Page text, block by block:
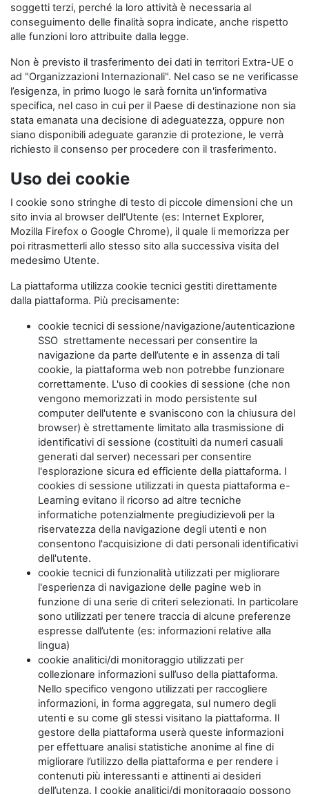
soggetti terzi, perché la loro attività è necessaria al
conseguimento delle finalità sopra indicate, anche rispetto
alle funzioni loro attribuite dalla legge.
Non è previsto il trasferimento dei dati in territori Extra-UE o
ad "Organizzazioni Internazionali". Nel caso se ne verificasse
l’esigenza, in primo luogo le sarà fornita un'informativa
specifica, nel caso in cui per il Paese di destinazione non sia
stata emanata una decisione di adeguatezza, oppure non
siano disponibili adeguate garanzie di protezione, le verrà
richiesto il consenso per procedere con il trasferimento.
Uso dei cookie
I cookie sono stringhe di testo di piccole dimensioni che un
sito invia al browser dell'Utente (es: Internet Explorer,
Mozilla Firefox o Google Chrome), il quale li memorizza per
poi ritrasmetterli allo stesso sito alla successiva visita del
medesimo Utente.
La piattaforma utilizza cookie tecnici gestiti direttamente
dalla piattaforma. Più precisamente:
cookie tecnici di sessione/navigazione/autenticazione
SSO strettamente necessari per consentire la
navigazione da parte dell’utente e in assenza di tali
cookie, la piattaforma web non potrebbe funzionare
correttamente. L'uso di cookies di sessione (che non
vengono memorizzati in modo persistente sul
computer dell'utente e svaniscono con la chiusura del
browser) è strettamente limitato alla trasmissione di
identificativi di sessione (costituiti da numeri casuali
generati dal server) necessari per consentire
l'esplorazione sicura ed efficiente della piattaforma. I
cookies di sessione utilizzati in questa piattaforma e-
Learning evitano il ricorso ad altre tecniche
informatiche potenzialmente pregiudizievoli per la
riservatezza della navigazione degli utenti e non
consentono l'acquisizione di dati personali identificativi
dell'utente.
cookie tecnici di funzionalità utilizzati per migliorare
l'esperienza di navigazione delle pagine web in
funzione di una serie di criteri selezionati. In particolare
sono utilizzati per tenere traccia di alcune preferenze
espresse dall’utente (es: informazioni relative alla
lingua)
cookie analitici/di monitoraggio utilizzati per
collezionare informazioni sull’uso della piattaforma.
Nello specifico vengono utilizzati per raccogliere
informazioni, in forma aggregata, sul numero degli
utenti e su come gli stessi visitano la piattaforma. Il
gestore della piattaforma userà queste informazioni
per effettuare analisi statistiche anonime al fine di
migliorare l’utilizzo della piattaforma e per rendere i
contenuti più interessanti e attinenti ai desideri
dell’utenza. I cookie analitici/di monitoraggio possono